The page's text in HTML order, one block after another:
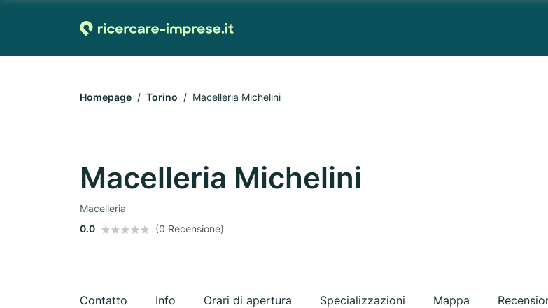
Homepage Torino Macelleria Michelini
Macelleria Michelini
Macelleria
0.0
(0 Recensione)
Contatto Info Orari di apertura Specializzazioni Mappa